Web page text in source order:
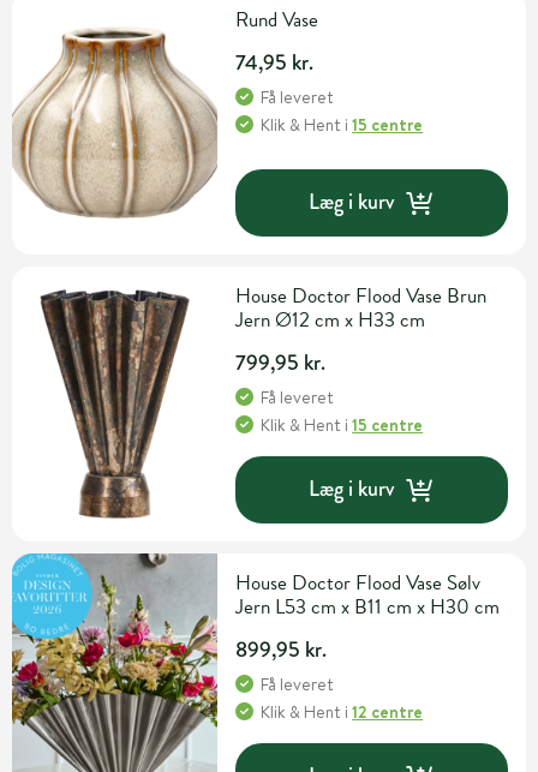
Rund Vase
74,95 kr.
Få leveret
Klik & Hent i15 centre
Læg i kurv
House Doctor Flood Vase Brun
Jern Ø12 cm x H33 cm
799,95 kr.
Få leveret
Klik & Hent i15 centre
Læg i kurv
House Doctor Flood Vase Sølv
Jern L53 cm x B11 cm x H30 cm
899,95 kr.
Få leveret
Klik & Hent i12 centre